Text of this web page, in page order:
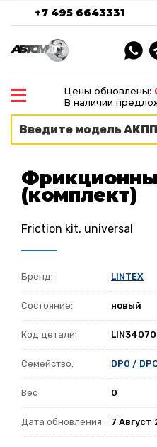
+7 495 6643331
Цены обновлены:
В наличии
(комплект)
Friction kit, universal
Бренд: LINTEX
Состояние: новый
Код детали:
Семейство: DP0 /
Вес 0
Дата обновления: 7 Август